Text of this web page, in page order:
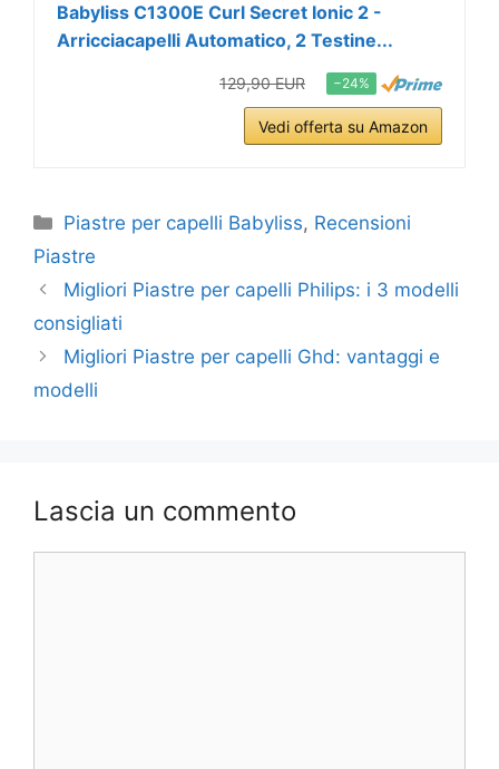
Babyliss C1300E Curl Secret Ionic 2 -
Arricciacapelli Automatico, 2 Testine...
129,90 EUR −24%
Vedi offerta su Amazon
Categorie
Piastre per capelli Babyliss, Recensioni
Piastre
Migliori Piastre per capelli Philips: i 3 modelli
consigliati
Migliori Piastre per capelli Ghd: vantaggi e
modelli
Lascia un commento